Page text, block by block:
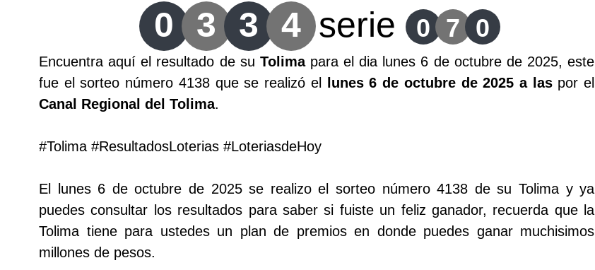
Lotería de Medellín
Lotería de Santander
Lotería del Cauca
Extra de Colombia
Antioqueñita Día
0 3 3 4 serie 0 7 0
Encuentra aquí el resultado de su Tolimapara el dia lunes 6 de octubre de 2025, este
fue el sorteo número 4138 que se realizó el
lunes 6 de octubre de 2025 a las por el
Canal Regional del Tolima.
#Tolima #ResultadosLoterias #LoteriasdeHoy
El lunes 6 de octubre de 2025 se realizo el sorteo número 4138 de su Tolima y ya
puedes consultar los resultados para saber si fuiste un feliz ganador, recuerda que la
Tolima tiene para ustedes un plan de premios en donde puedes ganar muchisimos
millones de pesos.